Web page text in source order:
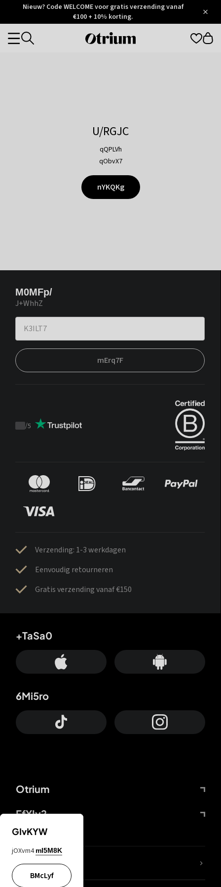
Otrium
Trustpilot
Nieuw? Code WELCOME voor gratis verzending vanaf
€100 + 10% korting.
Otrium
Categories
U/RGJC
qQPLVh
qObvX7
nYKQKg
M0MFp/
J+WhhZ
mErq7F
Trustpilot
/5
Verzending: 1-3 werkdagen
Eenvoudig retourneren
Gratis verzending vanaf €150
Otrium
FfYIy2
+TaSa0
6Mi5ro
ZbBJcb
GIvKYW
jOXvm4 mI5M8K
BMcLyf